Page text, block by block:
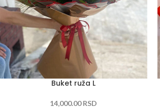
Buket ruža L
14,000.00RSD